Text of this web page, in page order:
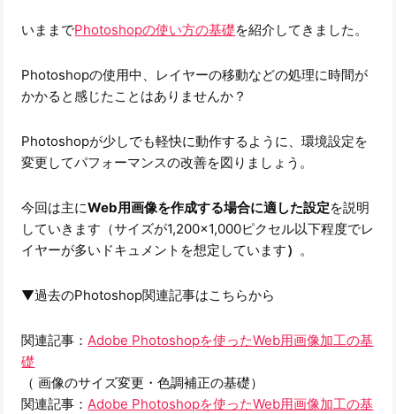
いままでPhotoshopの使い方の基礎を紹介してきました。
Photoshopの使用中、レイヤーの移動などの処理に時間が
かかると感じたことはありませんか？
Photoshopが少しでも軽快に動作するように、環境設定を
変更してパフォーマンスの改善を図りましょう。
今回は主にWeb用画像を作成する場合に適した設定を説明
していきます（サイズが1,200×1,000ピクセル以下程度でレ
イヤーが多いドキュメントを想定しています） 。
▼過去のPhotoshop関連記事はこちらから
関連記事：Adobe Photoshopを使ったWeb用画像加工の基
礎
（ 画像のサイズ変更・色調補正の基礎）
関連記事：Adobe Photoshopを使ったWeb用画像加工の基